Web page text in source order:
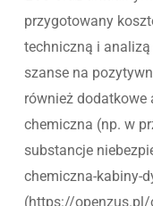
przygotowany
techniczną i
szanse na
również dodatkowe
chemiczna (np. w
substancje
chemiczna-kabiny-
(https://openzus.pl/